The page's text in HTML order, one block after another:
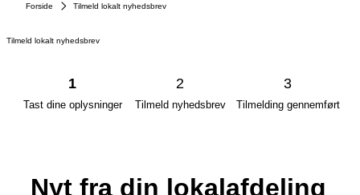
Forside Tilmeld lokalt nyhedsbrev
Tilmeld lokalt nyhedsbrev
1
Tast dine oplysninger
2
Tilmeld nyhedsbrev
3
Tilmelding gennemført
Nyt fra din lokalafdeling